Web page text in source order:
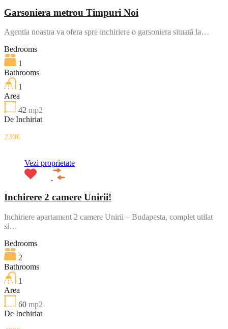
Garsoniera metrou Timpuri Noi
Agentia noastra va ofera spre inchiriere o garsoniera situată la…
Bedrooms
1
Bathrooms
1
Area
42 mp2
De Inchiriat
230€
Vezi proprietate
Inchirere 2 camere Unirii!
Inchiriere apartament 2 camere Unirii – Budapesta, complet utilat
si…
Bedrooms
2
Bathrooms
1
Area
60 mp2
De Inchiriat